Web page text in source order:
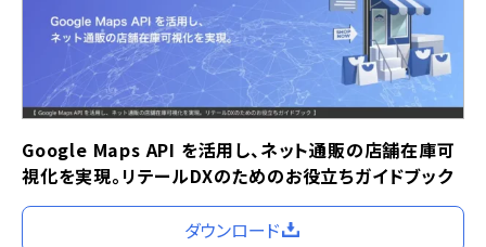
Google Maps API を活用し、ネット通販の店舗在庫可
視化を実現。リテールDXのためのお役立ちガイドブック
ダウンロード